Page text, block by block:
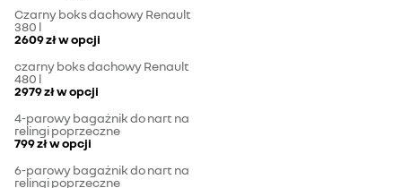
Czarny boks dachowy Renault
380 l
2609 złw opcji
czarny boks dachowy Renault
480 l
2979 złw opcji
4-parowy bagażnik do nart na
relingi poprzeczne
799 złw opcji
6-parowy bagażnik do nart na
relingi poprzeczne